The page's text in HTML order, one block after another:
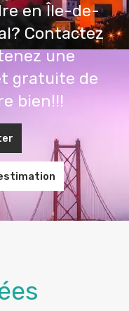
en Île-de-
Contactez
une
gratuite de
bien!!!